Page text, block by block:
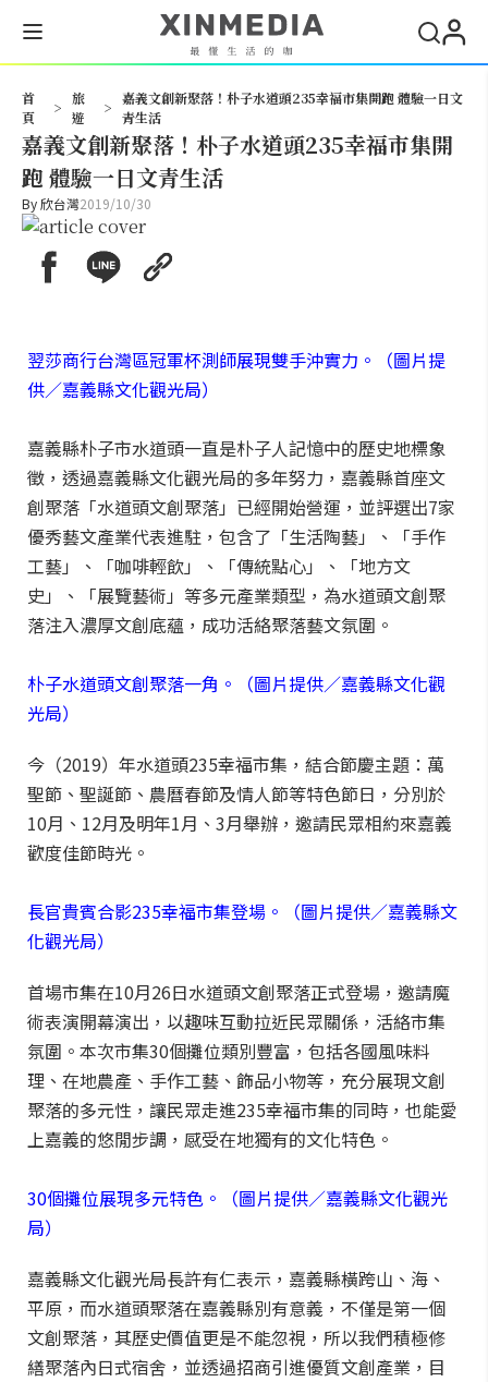
首
頁
>
旅
遊
>
嘉義文創新聚落！朴子水道頭235幸福市集開跑 體驗一日文
青生活
嘉義文創新聚落！朴子水道頭235幸福市集開
跑 體驗一日文青生活
By欣台灣2019/10/30
翌莎商行台灣區冠軍杯測師展現雙手沖實力。（圖片提
供／嘉義縣文化觀光局）
嘉義縣朴子市水道頭一直是朴子人記憶中的歷史地標象
徵，透過嘉義縣文化觀光局的多年努力，嘉義縣首座文
創聚落「水道頭文創聚落」已經開始營運，並評選出7家
優秀藝文產業代表進駐，包含了「生活陶藝」、「手作
工藝」、「咖啡輕飲」、「傳統點心」、「地方文
史」、「展覽藝術」等多元產業類型，為水道頭文創聚
落注入濃厚文創底蘊，成功活絡聚落藝文氛圍。
朴子水道頭文創聚落一角。（圖片提供／嘉義縣文化觀
光局）
今（2019）年水道頭235幸福市集，結合節慶主題：萬
聖節、聖誕節、農曆春節及情人節等特色節日，分別於
10月、12月及明年1月、3月舉辦，邀請民眾相約來嘉義
歡度佳節時光。
長官貴賓合影235幸福市集登場。（圖片提供／嘉義縣文
化觀光局）
首場市集在10月26日水道頭文創聚落正式登場，邀請魔
術表演開幕演出，以趣味互動拉近民眾關係，活絡市集
氛圍。本次市集30個攤位類別豐富，包括各國風味料
理、在地農產、手作工藝、飾品小物等，充分展現文創
聚落的多元性，讓民眾走進235幸福市集的同時，也能愛
上嘉義的悠閒步調，感受在地獨有的文化特色。
30個攤位展現多元特色。（圖片提供／嘉義縣文化觀光
局）
嘉義縣文化觀光局長許有仁表示，嘉義縣橫跨山、海、
平原，而水道頭聚落在嘉義縣別有意義，不僅是第一個
文創聚落，其歷史價值更是不能忽視，所以我們積極修
繕聚落內日式宿舍，並透過招商引進優質文創產業，目